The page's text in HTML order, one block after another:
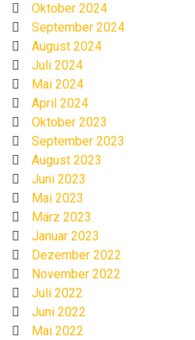
Oktober 2024
September 2024
August 2024
Juli 2024
Mai 2024
April 2024
Oktober 2023
September 2023
August 2023
Juni 2023
Mai 2023
März 2023
Januar 2023
Dezember 2022
November 2022
Juli 2022
Juni 2022
Mai 2022